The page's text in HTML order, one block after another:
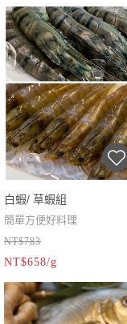
白蝦/ 草蝦組
簡單方便好料理
NT$783
NT$658/g